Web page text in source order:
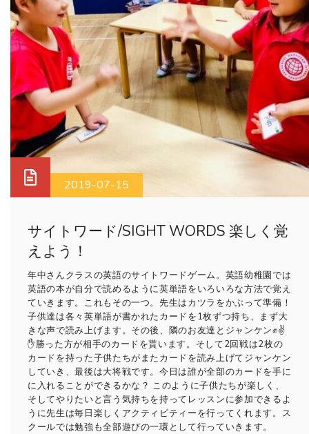
2019-07-15
サイトワード/SIGHT WORDS 楽しく覚
えよう！
年中さんクラスの英語のサイトワードゲーム。英語幼稚園では
英語の本が自分で読めるように英単語をいろいろな方法で覚え
ていきます。これもその一つ。先生はカツラをかぶって準備！
子供達は各々英単語が書かれたカードを1枚ずつ持ち、まず大
きな声で読み上げます。その後、隣のお友達とジャンケン✊✌️
✋勝った方が相手のカードを貰います。そして2回戦は2枚の
カードを持った子供たちがまたカードを読み上げてジャンケン
していき、最後は大将戦です。今日は誰が全部のカードを手に
に入れることができるかな？ このように子供たちが楽しく、
そしてやりたいと言う気持ちを持ってレッスンに参加できるよ
うに先生は毎日楽しくアクティビティーを行ってくれます。ス
クールでは勉強も全部遊びの一環として行っていきます。